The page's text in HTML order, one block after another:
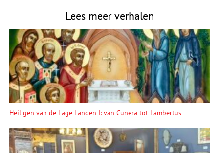
Lees meer verhalen
Heiligen van de Lage Landen I: van Cunera tot Lambertus